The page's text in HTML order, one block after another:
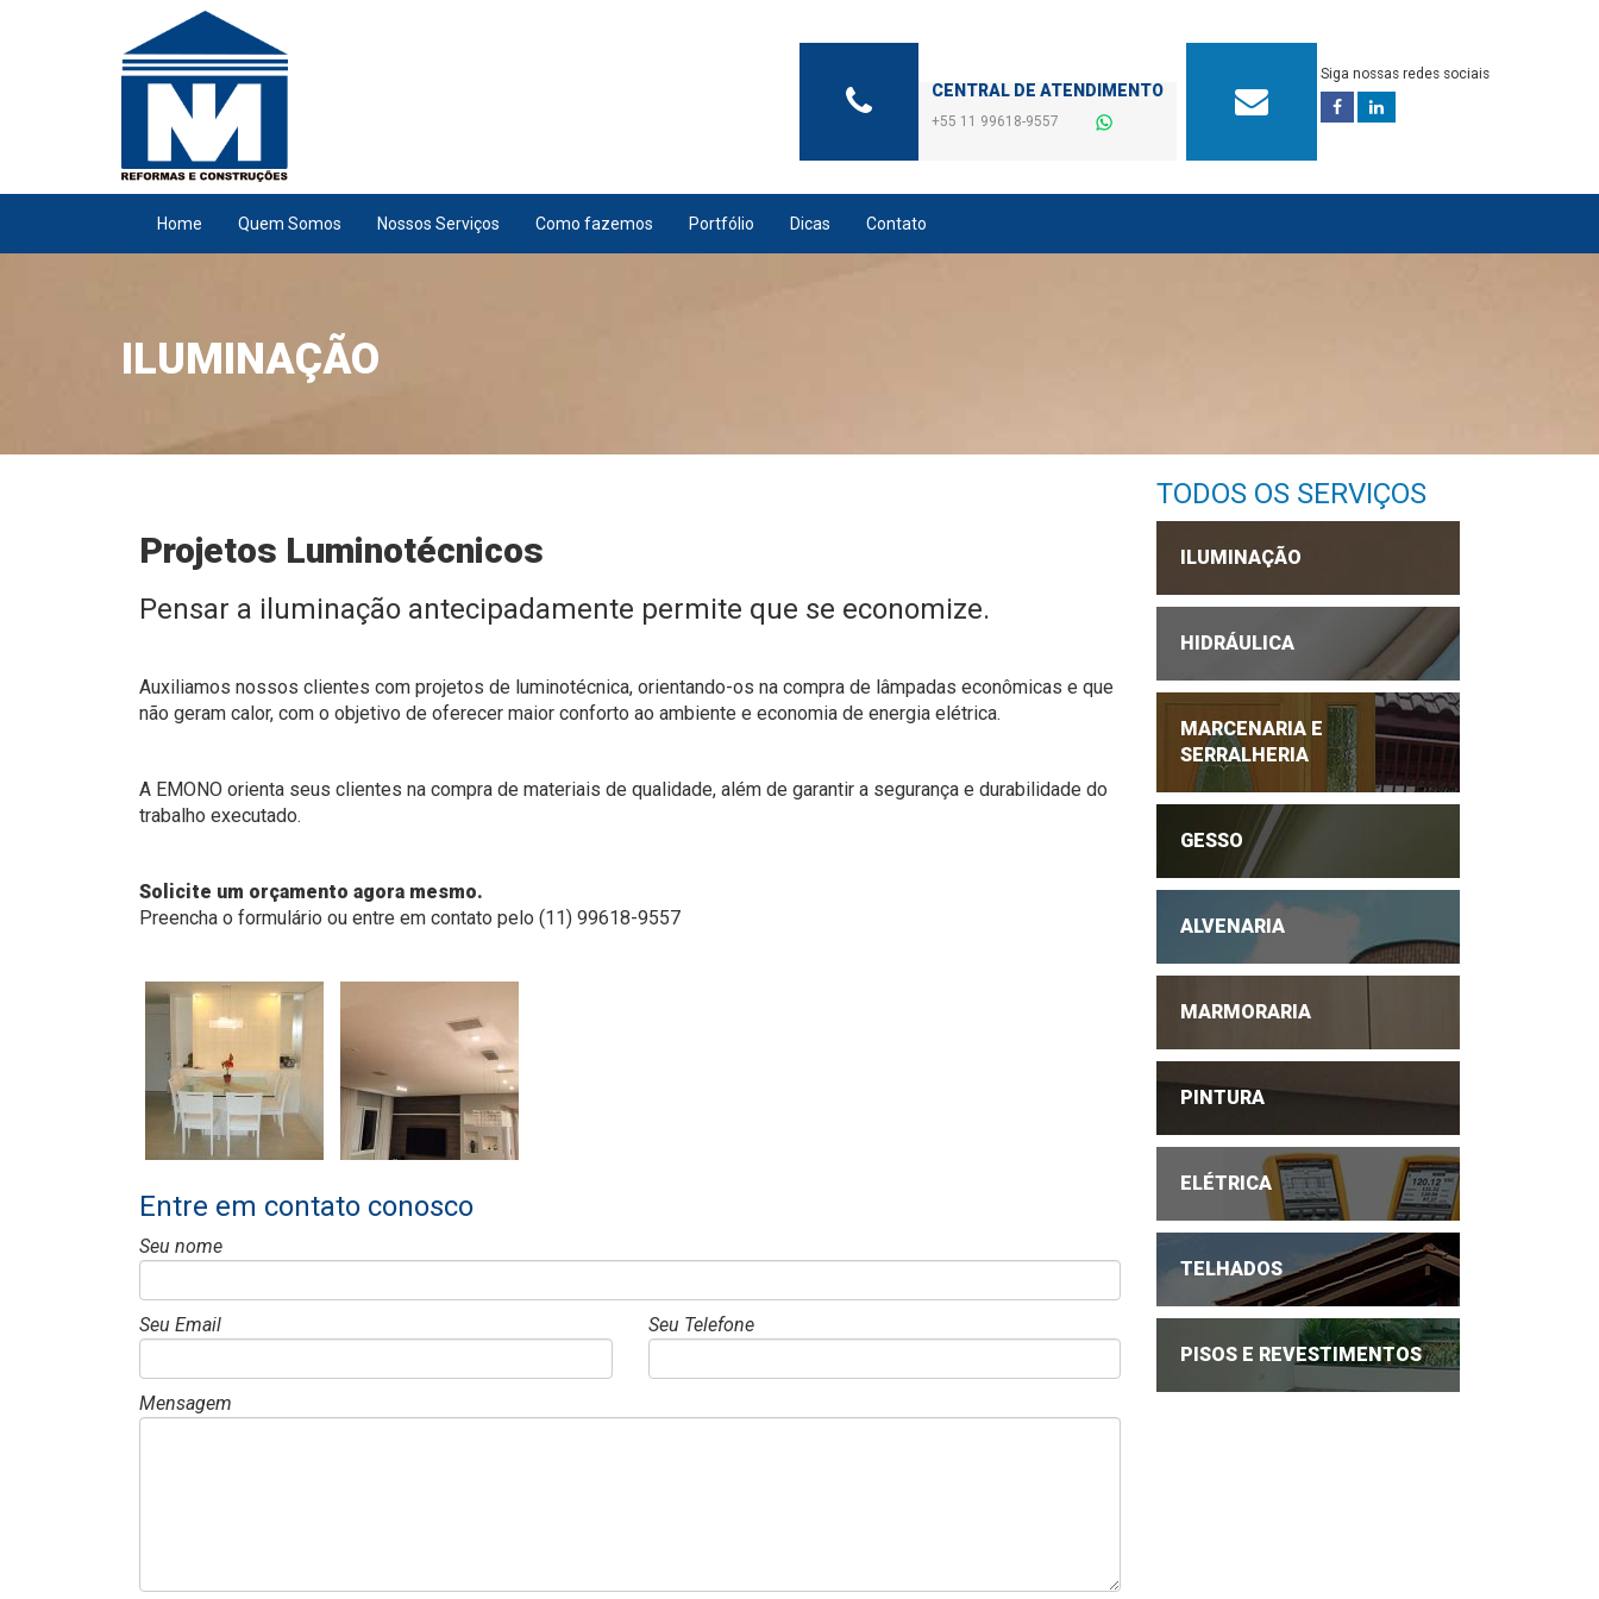
Pular para o conteúdo
CENTRAL DE ATENDIMENTO
+55 11 99618-9557
Siga nossas redes sociais
Home Quem Somos Nossos Serviços Como fazemos Portfólio Dicas Contato
ILUMINAÇÃO
Projetos Luminotécnicos
Pensar a iluminação antecipadamente permite que se economize.
Auxiliamos nossos clientes com projetos de luminotécnica, orientando-os na compra de lâmpadas econômicas e que
não geram calor, com o objetivo de oferecer maior conforto ao ambiente e economia de energia elétrica.
A EMONO orienta seus clientes na compra de materiais de qualidade, além de garantir a segurança e durabilidade do
trabalho executado.
Solicite um orçamento agora mesmo.
Preencha o formulário ou entre em contato pelo (11) 99618-9557
Entre em contato conosco
Seu nome
Seu Email Seu Telefone
Mensagem
TODOS OS SERVIÇOS
ILUMINAÇÃO
HIDRÁULICA
MARCENARIA E
SERRALHERIA
GESSO
ALVENARIA
MARMORARIA
PINTURA
ELÉTRICA
TELHADOS
PISOS E REVESTIMENTOS